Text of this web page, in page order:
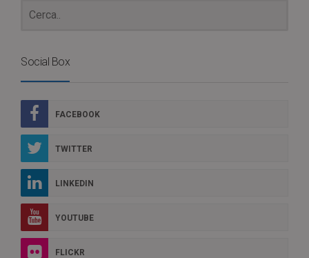
Social Box
FACEBOOK
TWITTER
LINKEDIN
YOUTUBE
FLICKR